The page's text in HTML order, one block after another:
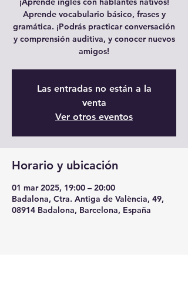
Aprende vocabulario básico, frases y
gramática. ¡Podrás practicar conversación
y comprensión auditiva, y conocer nuevos
amigos!
Las entradas no están a la
venta
Ver otros eventos
Horario y ubicación
01 mar 2025, 19:00 – 20:00
Badalona, Ctra. Antiga de València, 49,
08914 Badalona, Barcelona, España